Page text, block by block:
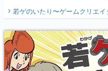
『少年
り】
若ゲのいたり〜ゲームクリエ